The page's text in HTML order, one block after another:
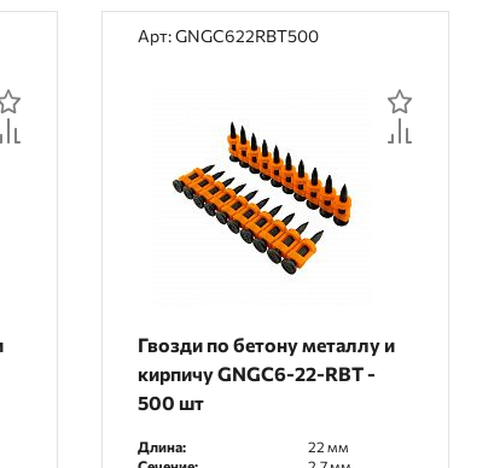
Арт: GNGC622RBT500
Гвозди по бетону металлу и
кирпичу GNGC6-22-RBT -
500 шт
Длина:
22 мм